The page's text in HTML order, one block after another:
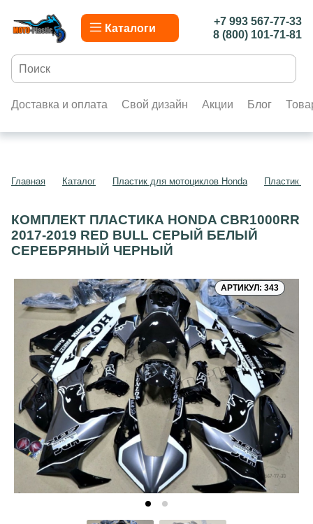
Каталоги
+7 993 567-77-33
8 (800) 101-71-81
Доставка и оплата Свой дизайн Акции Блог
Главная Каталог Пластик для мотоциклов Honda Пластик
КОМПЛЕКТ ПЛАСТИКА HONDA CBR1000RR
2017-2019 RED BULL СЕРЫЙ БЕЛЫЙ
СЕРЕБРЯНЫЙ ЧЕРНЫЙ
АРТИКУЛ: 343